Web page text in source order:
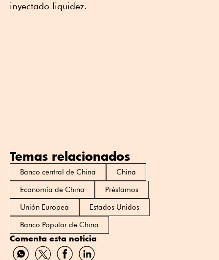
inyectado liquidez.
Temas relacionados
Banco central de China
China
Economía de China
Préstamos
Unión Europea
Estados Unidos
Banco Popular de China
Comenta esta noticia
CompartirCompartirCompartirCompartir